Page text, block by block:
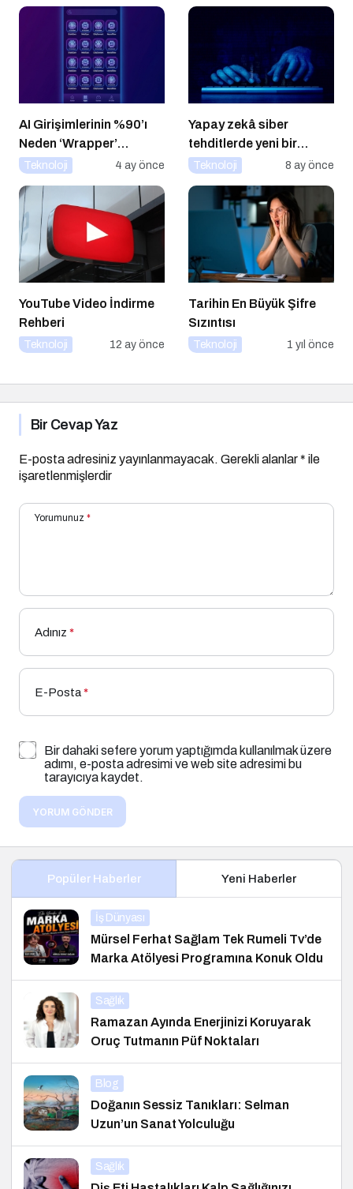
AI Girişimlerinin %90’ı
Neden ‘Wrapper’
Kalıyor?
Teknoloji 4 ay önce
Yapay zekâ siber
tehditlerde yeni bir
dönemi başlatıyor
Teknoloji 8 ay önce
YouTube Video İndirme
Rehberi
Teknoloji 12 ay önce
Tarihin En Büyük Şifre
Sızıntısı
Teknoloji 1 yıl önce
Bir Cevap Yaz
E-posta adresiniz yayınlanmayacak. Gerekli alanlar* ile
işaretlenmişlerdir
Yorumunuz *
Adınız *
E-Posta*
Bir dahaki sefere yorum yaptığımda kullanılmak üzere
adımı, e-posta adresimi ve web site adresimi bu
tarayıcıya kaydet.
YORUM GÖNDER
Popüler Haberler Yeni Haberler
İş Dünyası
Mürsel Ferhat Sağlam Tek Rumeli Tv’de
Marka Atölyesi Programına Konuk Oldu
Sağlık
Ramazan Ayında Enerjinizi Koruyarak
Oruç Tutmanın Püf Noktaları
Blog
Doğanın Sessiz Tanıkları: Selman
Uzun’un Sanat Yolculuğu
Sağlık